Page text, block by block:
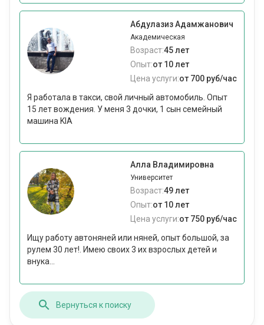
Абдулазиз Адамжанович
Академическая
Возраст:45 лет
Опыт:от 10 лет
Цена услуги:от 700 руб/час
Я работала в такси, свой личный автомобиль. Опыт
15 лет вождения. У меня 3 дочки, 1 сын семейный
машина KIA
Алла Владимировна
Университет
Возраст:49 лет
Опыт:от 10 лет
Цена услуги:от 750 руб/час
Ищу работу автоняней или няней, опыт большой, за
рулем 30 лет!. Имею своих 3 их взрослых детей и
внука...
Вернуться к поиску